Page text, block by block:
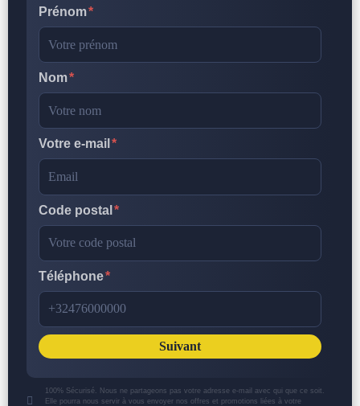
Prénom
Nom
Votre e-mail
Code postal
Téléphone
Suivant
100% Sécurisé. Nous ne partageons pas votre adresse e-mail avec qui que ce soit.
Elle pourra nous servir à vous envoyer nos offres et promotions liées à votre